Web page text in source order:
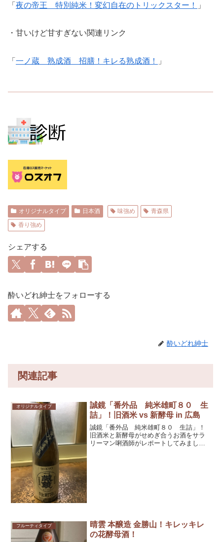
「 夜の帝王 特別純米！変幻自在のトリックスター！ 」
・甘いけど甘すぎない関連リンク
「 一ノ蔵 熟成酒 招膳！キレる熟成酒！ 」
オリジナルタイプ 日本酒 味強め
青森県
香り強め
シェアする
酔いどれ紳士をフォローする
酔いどれ紳士
関連記事
オリジナルタイプ
誠鏡「番外品 純米雄町８０ 生
詰」！旧酒米 vs 新酵母 in 広島
誠鏡「番外品 純米雄町８０ 生詰」！
旧酒米と新酵母がせめぎ合うお酒をサラ
リーマン唎酒師がレポートしてみまし
フルーティタイプ
晴雲 本醸造 金勝山！キレッキレ
の花酵母酒！